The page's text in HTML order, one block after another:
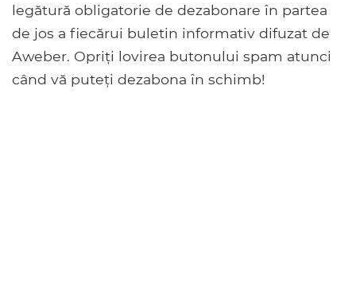
legătură obligatorie de dezabonare în partea
de jos a fiecărui buletin informativ difuzat de
Aweber. Opriți lovirea butonului spam atunci
când vă puteți dezabona în schimb!